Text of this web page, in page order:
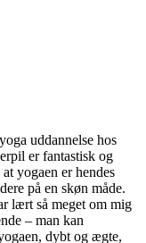
uddannelse hos
er fantastisk og
yogaen er hendes
på en skøn måde.
lært så meget om mig
– man kan
dybt og ægte,